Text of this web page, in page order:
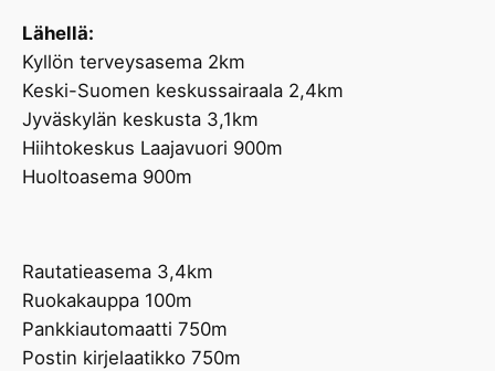
Lähellä:
Kyllön terveysasema 2km
Keski-Suomen keskussairaala 2,4km
Jyväskylän keskusta 3,1km
Hiihtokeskus Laajavuori 900m
Huoltoasema 900m
Rautatieasema 3,4km
Ruokakauppa 100m
Pankkiautomaatti 750m
Postin kirjelaatikko 750m